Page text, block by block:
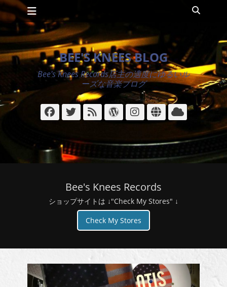
コ
ン
テ
ン
ツ
へ
ッ
プ
メインメニュー
索
BEE'S KNEES BLOG
Bee's Knees Records店主の適度にゆるいル
ーズな音楽ブログ
Facebook
Twitter
ィ
ド
WordPress
Instagram
サ
イ
ク
ラ
ウ
ド
Bee's Knees Records
ショップサイトは ↓"Check My Stores" ↓
Check My Stores